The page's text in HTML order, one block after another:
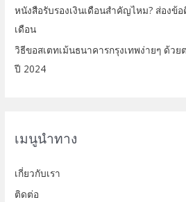
หนังสือรับรองเงินเดือนสำคัญไหม? ส่องข้
เดือน
วิธีขอสเตทเม้นธนาคารกรุงเทพง่ายๆ ด้ว
ปี 2024
เมนูนำทาง
เกี่ยวกับเรา
ติดต่อ